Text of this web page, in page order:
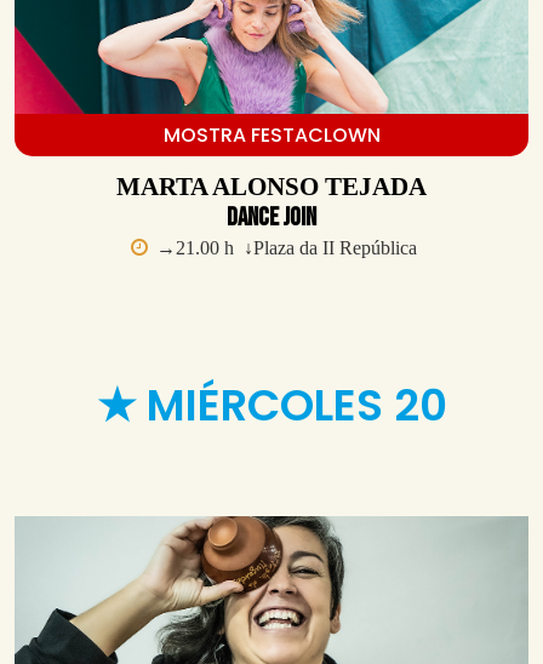
MOSTRA FESTACLOWN
MARTA ALONSO TEJADA
Dance Join
→21.00 h ↓Plaza da II República
★ MIÉRCOLES 20